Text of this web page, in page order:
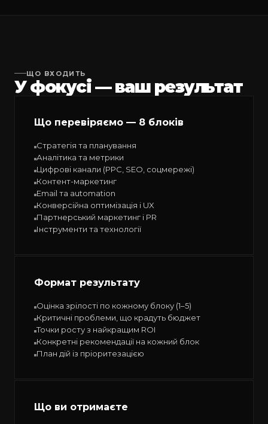
ЩО ВХОДИТЬ
У фокусі — ваш результат
Що перевіряємо — 8 блоків
Стратегія та планування
Аналітика та метрики
Цифрові канали (PPC, SEO, соцмережі)
Контент-маркетинг
Email та automation
Конверсійна оптимізація і UX
Партнерський маркетинг і PR
Інструменти та технології
Формат результату
Оцінка зрілості по кожному блоку (1–5)
Критичні проблеми, що крадуть бюджет
Точки росту з найкращим ROI
Конкретні рекомендації на кожний блок
План дій із пріоритезацією
Що ви отримаєте